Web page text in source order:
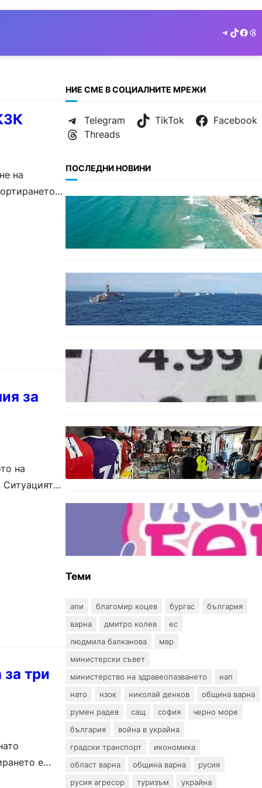
Telegram
TikTok
на
за
на
за три
е
НИЕ СМЕ В СОЦИАЛНИТЕ МРЕЖИ
Telegram TikTok
Facebook
Threads
ПОСЛЕДНИ НОВИНИ
ИКОНОМИКА
Интерактивна карта показва
всички водни бази по
Черноморието
Нов минен ловец за
българския флот пристига до
края на годината
БЪЛГАРИЯ
Левът изчезва от етикетите:
БЪЛГАРИЯ
Иззеха фалшиви стоки за близо
650 000 евро при акция във
Варна и „Златни пясъци“
Инвитро подкрепата под
въпрос? „Искам бебе“ се обяви
срещу прехвърлянето на
Центъра към НЗОК
Теми
апи благомир коцев бургас
българия
варна
дмитро колев
ес
людмила балканова
мвр
министерски съвет
министерство на здравеопазването
нап
нато
нзок николай денков
община варна
румен радев
сащ софия
черно море
българия
война в украйна
градски транспорт
икономика
област варна
община варна
русия
русия агресор
туризъм украйна